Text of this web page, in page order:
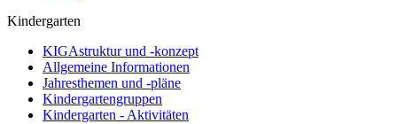
Kindergarten
KIGAstruktur und -konzept
Allgemeine Informationen
Jahresthemen und -pläne
Kindergartengruppen
Kindergarten - Aktivitäten